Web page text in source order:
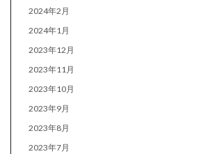
2024年2月
2024年1月
2023年12月
2023年11月
2023年10月
2023年9月
2023年8月
2023年7月